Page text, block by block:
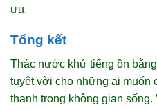
ưu.
Tổng kết
Thác nước khử tiếng ồn
tuyệt vời cho những ai muốn
thanh trong không gian